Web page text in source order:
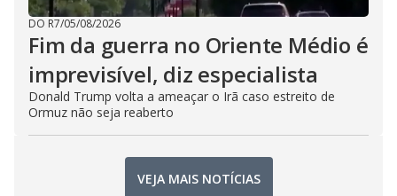
DO R7/05/08/2026
Fim da guerra no Oriente Médio é
imprevisível, diz especialista
Donald Trump volta a ameaçar o Irã caso estreito de
Ormuz não seja reaberto
VEJA MAIS NOTÍCIAS